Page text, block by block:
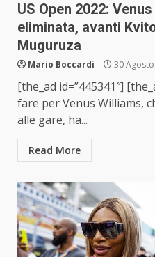
US Open 2022:
eliminata, avanti
Muguruza
Mario Boccardi 30
[the_ad id=”445341″]
fare per Venus Williams,
alle gare, ha...
Read More